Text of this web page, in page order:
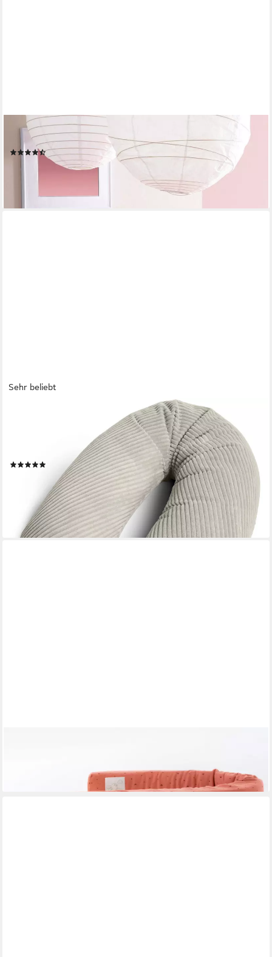
TICAA
Nackenrolle, 1-tlg.
(91)
49,99 €
Sehr beliebt
Stillkissen XXL 170 cm Schwangerschaftskissen
Seitenschläferkissen U-Form, Set, mit Bezug, Cord-Optik,
geräuscharm, Made in EU
39,99 €
lieferbar - in 4-5 Werktagen bei dir
+8
lieferbar - in 6-8 Werktagen bei dir